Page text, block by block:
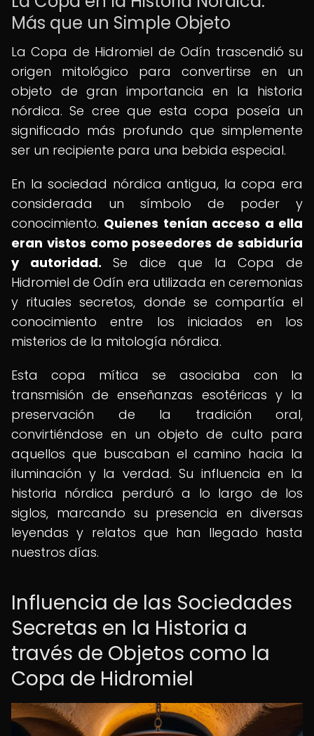
Más que un Simple Objeto
La Copa de Hidromiel de Odín trascendió su
origen mitológico para convertirse en un
objeto de gran importancia en la historia
nórdica. Se cree que esta copa poseía un
significado más profundo que simplemente
ser un recipiente para una bebida especial.
En la sociedad nórdica antigua, la copa era
considerada un símbolo de poder y
conocimiento. Quienes tenían acceso a ella
eran vistos como poseedores de sabiduría
y autoridad. Se dice que la Copa de
Hidromiel de Odín era utilizada en ceremonias
y rituales secretos, donde se compartía el
conocimiento entre los iniciados en los
misterios de la mitología nórdica.
Esta copa mítica se asociaba con la
transmisión de enseñanzas esotéricas y la
preservación de la tradición oral,
convirtiéndose en un objeto de culto para
aquellos que buscaban el camino hacia la
iluminación y la verdad. Su influencia en la
historia nórdica perduró a lo largo de los
siglos, marcando su presencia en diversas
leyendas y relatos que han llegado hasta
nuestros días.
Influencia de las Sociedades
Secretas en la Historia a
través de Objetos como la
Copa de Hidromiel